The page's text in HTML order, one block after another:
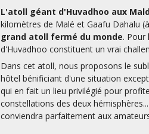
L'atoll géant d'Huvadhoo aux
kilomètres de Malé et Gaafu Dahalu
grand atoll fermé du monde. Pour
d'Huvadhoo constituent un vrai
Dans cet atoll, nous proposons le
hôtel bénificiant d'une situation
qui en fait un lieu privilégié pour
constellations des deux hémisphères...
conviendra parfaitement aux